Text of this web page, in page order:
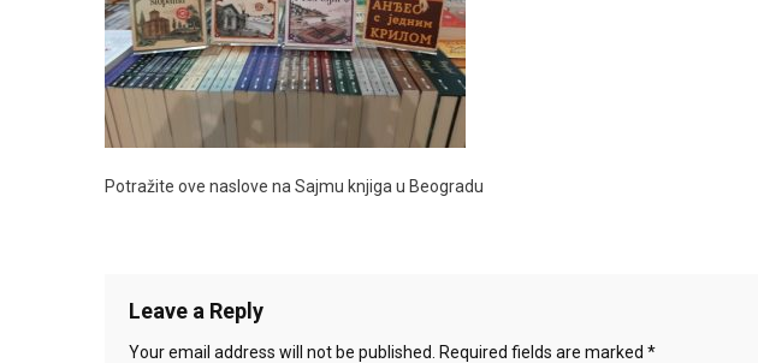
Potražite ove naslove na Sajmu knjiga u Beogradu
Leave a Reply
Your email address will not be published. Required fields are marked *